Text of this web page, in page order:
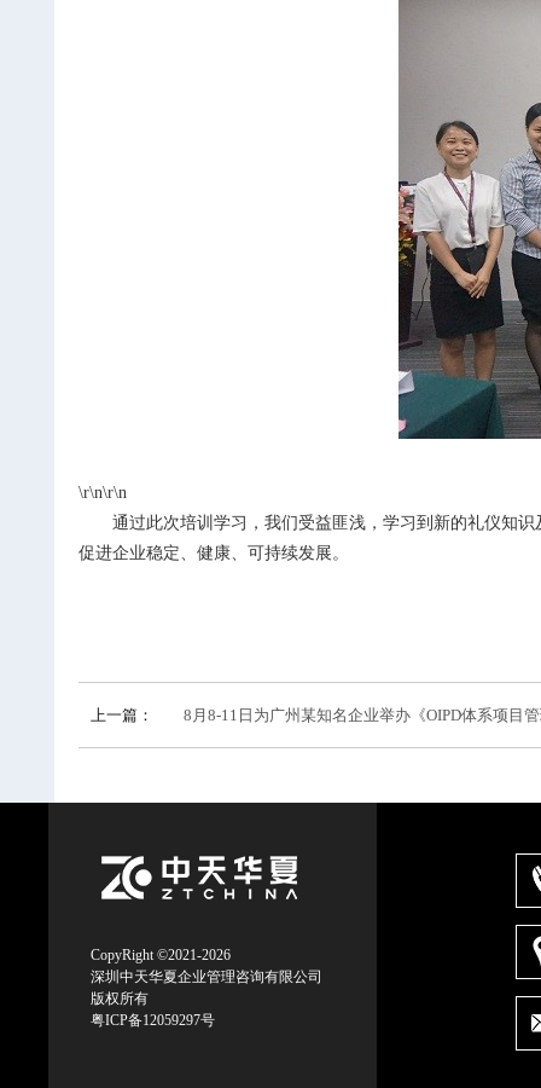
\r\n\r\n
通过此次培训学习，我们受益匪浅，学习到新的礼仪知
促进企业稳定、健康、可持续发展。
上一篇： 8月8-11日为广州某知名企业举办《OIPD体系项目
CopyRight ©2021-2026
深圳中天华夏企业管理咨询有限公司
版权所有
粤ICP备12059297号